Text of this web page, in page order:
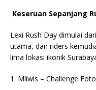
Keseruan Sepanjang
Lexi Rush Day dimulai
utama, dan riders
lima lokasi ikonik
1. Mliwis – Challenge